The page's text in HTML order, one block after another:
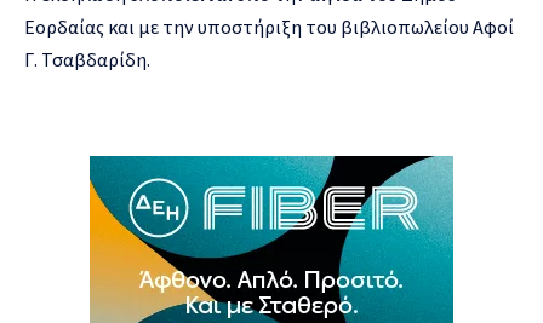
Εορδαίας και με την υποστήριξη του βιβλιοπωλείου Αφοί
Γ. Τσαβδαρίδη.